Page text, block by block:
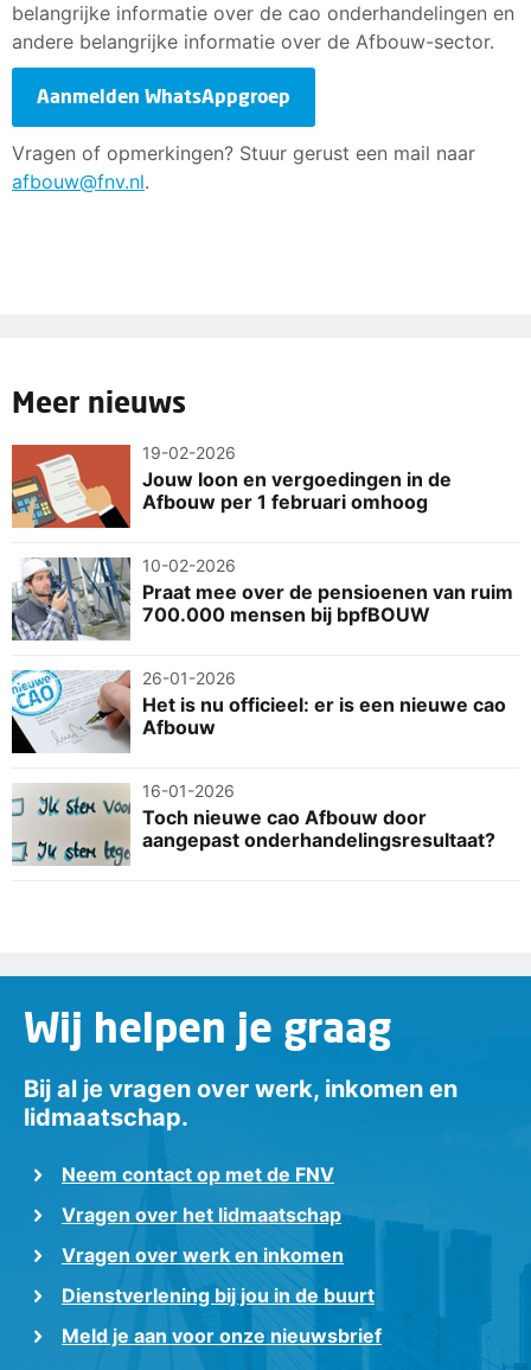
belangrijke informatie over de cao onderhandelingen en
andere belangrijke informatie over de Afbouw-sector.
Aanmelden WhatsAppgroep
Vragen of opmerkingen? Stuur gerust een mail naar
afbouw@fnv.nl.
Meer nieuws
19-02-2026
Jouw loon en vergoedingen in de
Afbouw per 1 februari omhoog
10-02-2026
Praat mee over de pensioenen van ruim
700.000 mensen bij bpfBOUW
26-01-2026
Het is nu officieel: er is een nieuwe cao
Afbouw
16-01-2026
Toch nieuwe cao Afbouw door
aangepast onderhandelingsresultaat?
Wij helpen je graag
Bij al je vragen over werk, inkomen en
lidmaatschap.
Neem contact op met de FNV
Vragen over het lidmaatschap
Vragen over werk en inkomen
Dienstverlening bij jou in de buurt
Meld je aan voor onze nieuwsbrief